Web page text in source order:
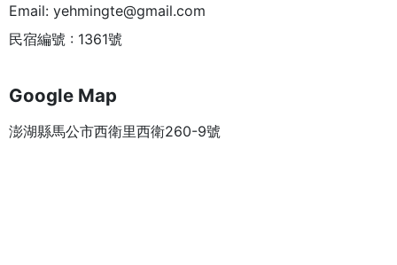
Email: yehmingte@gmail.com
民宿編號 : 1361號
Google Map
澎湖縣馬公市西衛里西衛260-9號